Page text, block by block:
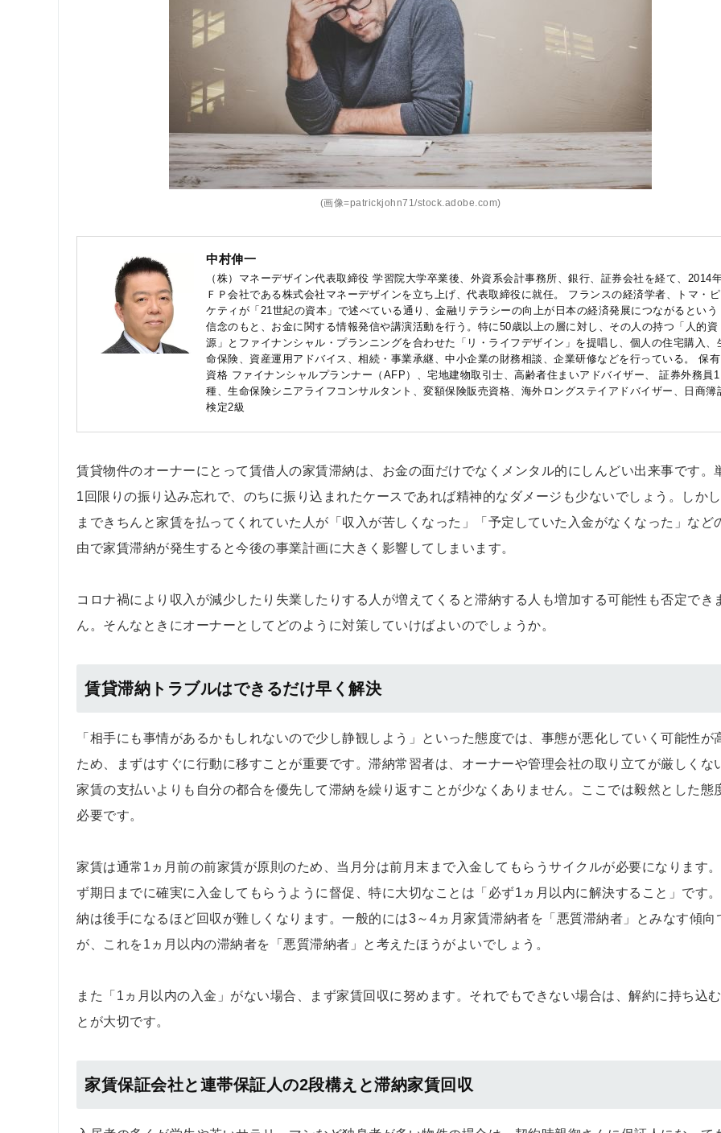
(画像=patrickjohn71/stock.adobe.com)
中村伸一
（株）マネーデザイン代表取締役 学習院大学卒業後、外資系会計事務所、銀行、証券会社を経て、2014
ＦＰ会社である株式会社マネーデザインを立ち上げ、代表取締役に就任。 フランスの経済学者、トマ・ピ
ケティが「21世紀の資本」で述べている通り、金融リテラシーの向上が日本の経済発展につながるという
信念のもと、お金に関する情報発信や講演活動を行う。特に50歳以上の層に対し、その人の持つ「人的資
源」とファイナンシャル・プランニングを合わせた「リ・ライフデザイン」を提唱し、個人の住宅購入、
命保険、資産運用アドバイス、相続・事業承継、中小企業の財務相談、企業研修などを行っている。 保有
資格 ファイナンシャルプランナー（AFP）、宅地建物取引士、高齢者住まいアドバイザー、 証券外務員1
種、生命保険シニアライフコンサルタント、変額保険販売資格、海外ロングステイアドバイザー、日商簿
検定2級
賃貸物件のオーナーにとって賃借人の家賃滞納は、お金の面だけでなくメンタル的にしんどい出来事です。
1回限りの振り込み忘れで、のちに振り込まれたケースであれば精神的なダメージも少ないでしょう。しか
まできちんと家賃を払ってくれていた人が「収入が苦しくなった」「予定していた入金がなくなった」など
由で家賃滞納が発生すると今後の事業計画に大きく影響してしまいます。
コロナ禍により収入が減少したり失業したりする人が増えてくると滞納する人も増加する可能性も否定でき
ん。そんなときにオーナーとしてどのように対策していけばよいのでしょうか。
賃貸滞納トラブルはできるだけ早く解決
「相手にも事情があるかもしれないので少し静観しよう」といった態度では、事態が悪化していく可能性が
ため、まずはすぐに行動に移すことが重要です。滞納常習者は、オーナーや管理会社の取り立てが厳しくな
家賃の支払いよりも自分の都合を優先して滞納を繰り返すことが少なくありません。ここでは毅然とした態
必要です。
家賃は通常1ヵ月前の前家賃が原則のため、当月分は前月末まで入金してもらうサイクルが必要になります。
ず期日までに確実に入金してもらうように督促、特に大切なことは「必ず1ヵ月以内に解決すること」です
納は後手になるほど回収が難しくなります。一般的には3～4ヵ月家賃滞納者を「悪質滞納者」とみなす傾向
が、これを1ヵ月以内の滞納者を「悪質滞納者」と考えたほうがよいでしょう。
また「1ヵ月以内の入金」がない場合、まず家賃回収に努めます。それでもできない場合は、解約に持ち込む
とが大切です。
家賃保証会社と連帯保証人の2段構えと滞納家賃回収